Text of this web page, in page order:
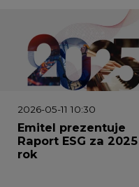
2026-05-11 10:30
Emitel prezentuje
Raport ESG za 2025
rok